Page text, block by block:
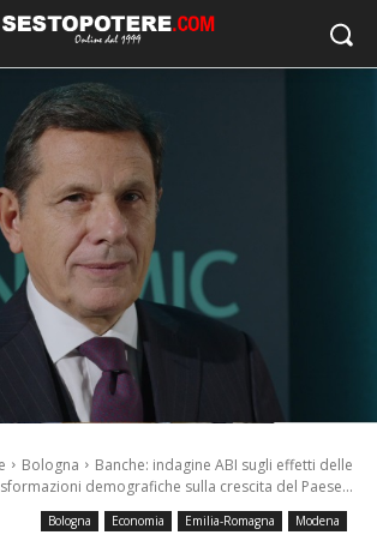
Bologna
Banche: indagine ABI sugli effetti delle
demografiche sulla crescita del Paese...
Bologna Economia Emilia-Romagna Modena